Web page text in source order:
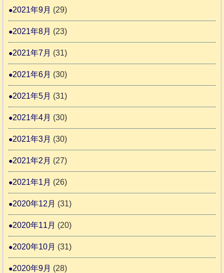
2021年9月 (29)
2021年8月 (23)
2021年7月 (31)
2021年6月 (30)
2021年5月 (31)
2021年4月 (30)
2021年3月 (30)
2021年2月 (27)
2021年1月 (26)
2020年12月 (31)
2020年11月 (20)
2020年10月 (31)
2020年9月 (28)